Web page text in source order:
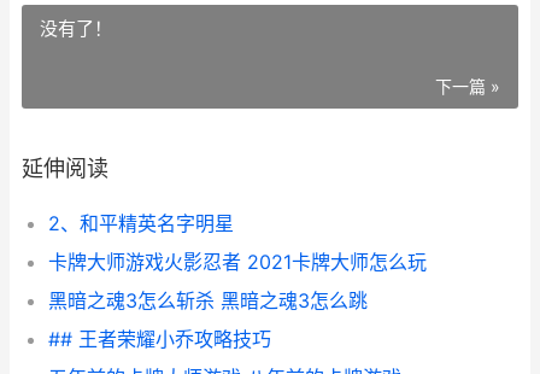
没有了！
下一篇 »
延伸阅读
2、和平精英名字明星
卡牌大师游戏火影忍者 2021卡牌大师怎么玩
黑暗之魂3怎么斩杀 黑暗之魂3怎么跳
## 王者荣耀小乔攻略技巧